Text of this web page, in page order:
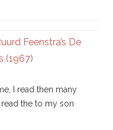
Feenstra’s De
(1967)
I read then many
the to my son